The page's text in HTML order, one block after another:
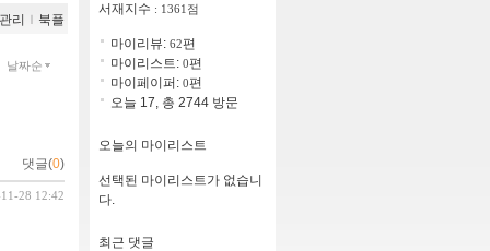
리 ｌ 북플
날짜순
댓글(0)
28 12:42
서재지수 : 1361점
마이리뷰: 62편
마이리스트: 0편
마이페이퍼: 0편
오늘 17, 총 2744 방문
오늘의 마이리스트
선택된 마이리스트가 없습니
다.
최근 댓글